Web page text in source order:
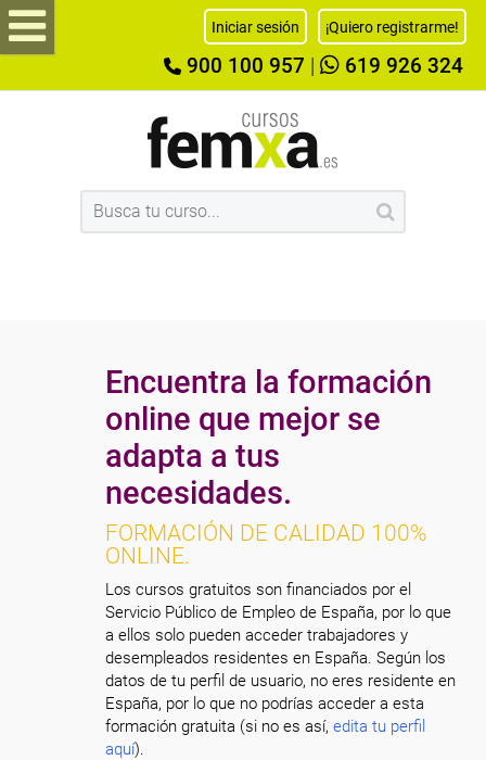
Iniciar sesión ¡Quiero registrarme!
900 100 957 619 926 324
Encuentra la formación
online que mejor se
adapta a tus
necesidades.
FORMACIÓN DE CALIDAD 100%
ONLINE.
Los cursos gratuitos son financiados por el
Servicio Público de Empleo de España, por lo que
a ellos solo pueden acceder trabajadores y
desempleados residentes en España. Según los
datos de tu perfil de usuario, no eres residente en
España, por lo que no podrías acceder a esta
formación gratuita (si no es así,edita tu perfil
aquí).